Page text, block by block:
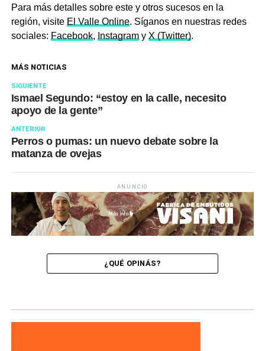
Para más detalles sobre este y otros sucesos en la
región, visite El Valle Online. Síganos en nuestras redes
sociales: Facebook, Instagramy X (Twitter).
MÁS NOTICIAS
SIGUIENTE
Ismael Segundo: “estoy en la calle, necesito
apoyo de la gente”
ANTERIOR
Perros o pumas: un nuevo debate sobre la
matanza de ovejas
ANUNCIO
¿QUÉ OPINÁS?